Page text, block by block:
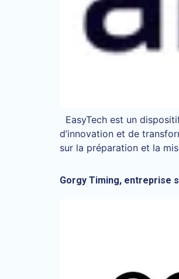
EasyTech est un
d’innovation et de
sur la préparation et la
Gorgy Timing, entreprise